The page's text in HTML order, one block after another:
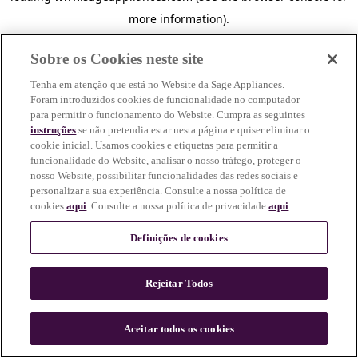
more information).
n
Sobre os Cookies neste site
Tenha em atenção que está no Website da Sage Appliances.
Foram introduzidos cookies de funcionalidade no computador
para permitir o funcionamento do Website. Cumpra as seguintes
instruções se não pretendia estar nesta página e quiser eliminar o
cookie inicial. Usamos cookies e etiquetas para permitir a
funcionalidade do Website, analisar o nosso tráfego, proteger o
nosso Website, possibilitar funcionalidades das redes sociais e
personalizar a sua experiência. Consulte a nossa política de
cookiesaqui. Consulte a nossa política de privacidadeaqui.
Definições de cookies
Rejeitar Todos
Aceitar todos os cookies